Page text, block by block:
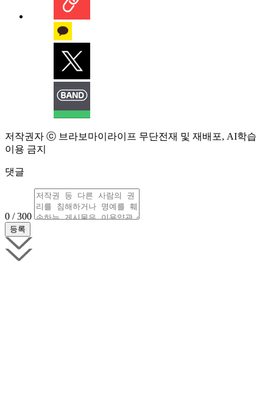
저작권자 ⓒ 브라보마이라이프 무단전재 및 재배포, AI학습
이용 금지
댓글
0 / 300